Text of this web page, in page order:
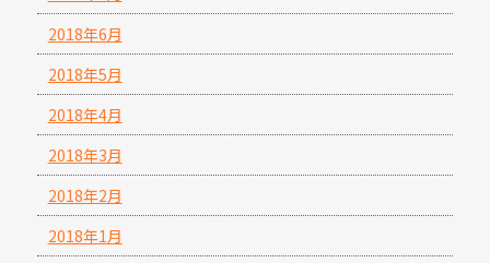
2018年6月
2018年5月
2018年4月
2018年3月
2018年2月
2018年1月